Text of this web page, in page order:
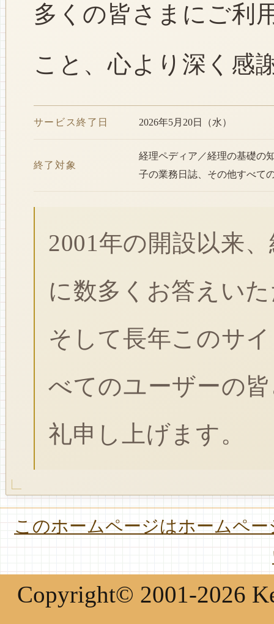
多くの皆さまにご利
こと、心より深く感
サービス終了日 2026年5月20日（水）
終了対象
経理ペディア／経理の基礎の
子の業務日誌、その他すべて
2001年の開設以来
に数多くお答えい
そして長年このサ
べてのユーザーの
礼申し上げます。
このホームページはホームペ
Copyright© 2001-2026